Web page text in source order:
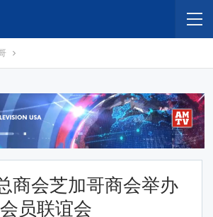
商会芝加哥商会举办
员联谊会